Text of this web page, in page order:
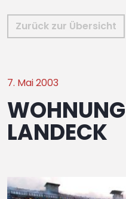
Zurück zur Übersicht
7. Mai 2003
LANDECK